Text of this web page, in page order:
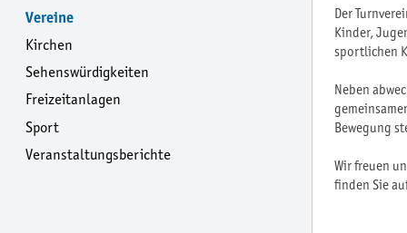
Vereine
Kirchen
Sehenswürdigkeiten
Freizeitanlagen
Sport
Veranstaltungsberichte
Der
Kinder,
sportlichen
Neben
Bewegung
Wir freuen
finden Sie